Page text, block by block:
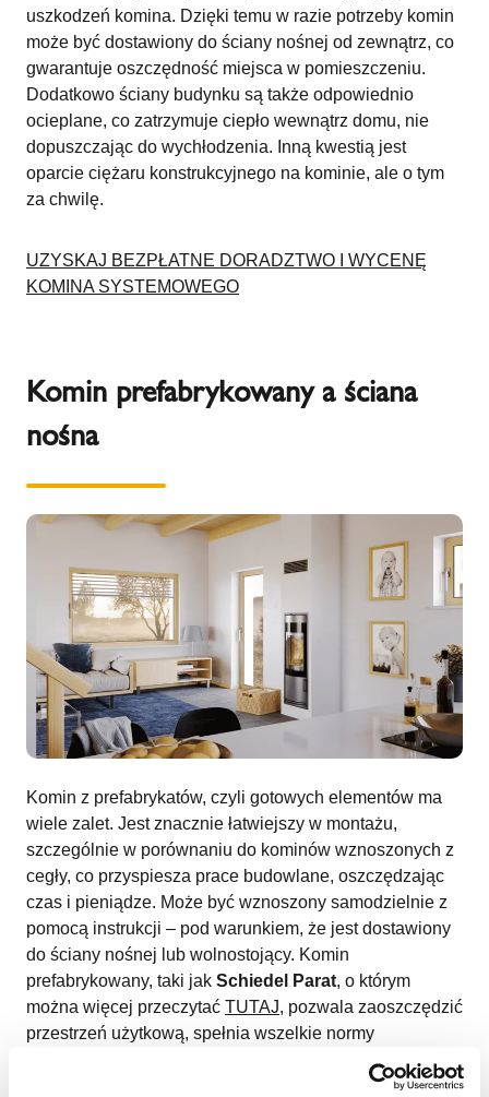
uszkodzeń komina. Dzięki temu w razie potrzeby komin
może być dostawiony do ściany nośnej od zewnątrz, co
gwarantuje oszczędność miejsca w pomieszczeniu.
Dodatkowo ściany budynku są także odpowiednio
ocieplane, co zatrzymuje ciepło wewnątrz domu, nie
dopuszczając do wychłodzenia. Inną kwestią jest
oparcie ciężaru konstrukcyjnego na kominie, ale o tym
za chwilę.
UZYSKAJ BEZPŁATNE DORADZTWO I WYCENĘ
KOMINA SYSTEMOWEGO
Komin prefabrykowany a ściana
nośna
Komin z prefabrykatów, czyli gotowych elementów ma
wiele zalet. Jest znacznie łatwiejszy w montażu,
szczególnie w porównaniu do kominów wznoszonych z
cegły, co przyspiesza prace budowlane, oszczędzając
czas i pieniądze. Może być wznoszony samodzielnie z
pomocą instrukcji – pod warunkiem, że jest dostawiony
do ściany nośnej lub wolnostojący. Komin
prefabrykowany, taki jak Schiedel Parat, o którym
można więcej przeczytać TUTAJ, pozwala zaoszczędzić
przestrzeń użytkową, spełnia wszelkie normy
bezpieczeństwa, a dzięki szerokiej ofercie może być
dostosowany do każdego typu urządzenia grzewczego.